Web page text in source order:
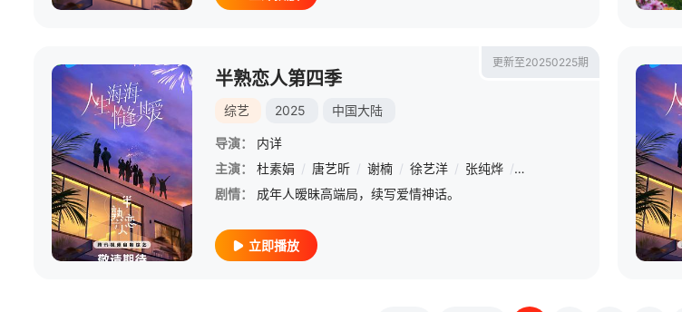
更新至20250225期
半熟恋人第四季
综艺 2025 中国大陆
导演：
内详
主演：
杜素娟 / 唐艺昕 / 谢楠 / 徐艺洋 / 张纯烨 / 颜安
剧情：
成年人暧昧高端局，续写爱情神话。
立即播放